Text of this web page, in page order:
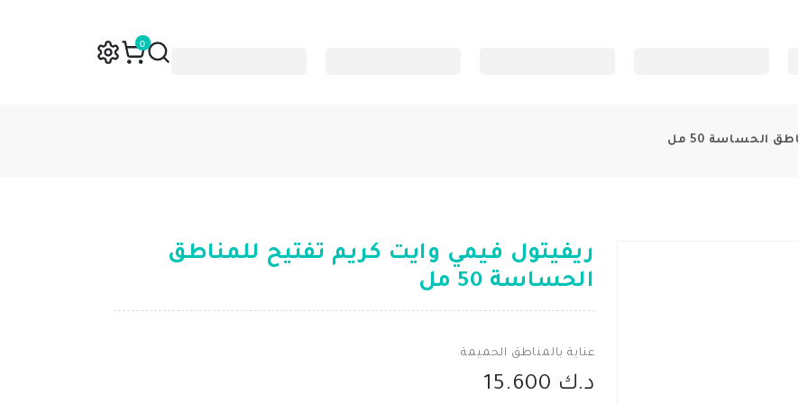
0
الحساسة 50 مل
ريفيتول فيمي وايت كريم تفتيح للمناطق
الحساسة 50 مل
عناية بالمناطق الحميمة
د.ك 15.600